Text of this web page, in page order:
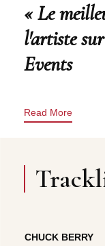
« Le
l'artiste
Events
Read More
CHUCK BERRY